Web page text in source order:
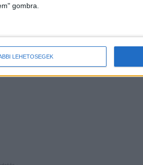
gombra.
LEHETŐSÉGEK